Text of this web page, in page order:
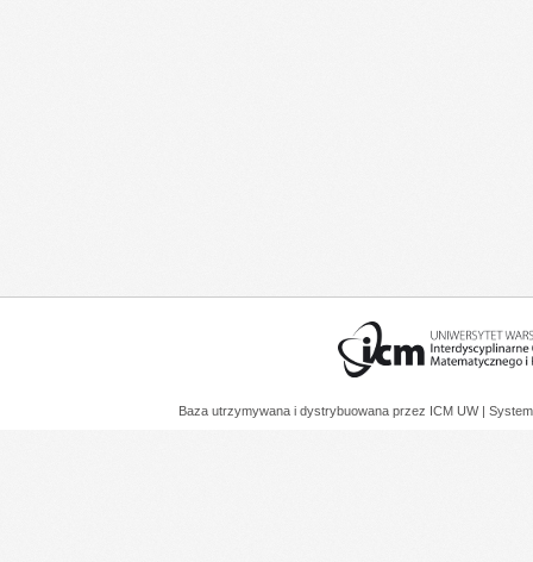
Baza utrzymywana i dystrybuowana przez ICM UW |